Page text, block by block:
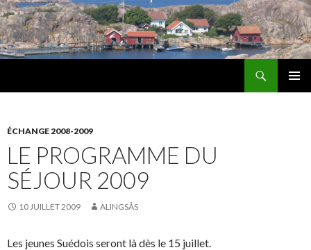
ÉCHANGE 2008-2009
LE PROGRAMME DU
SÉJOUR 2009
10 JUILLET 2009 ALINGSÅS
Les jeunes Suédois seront là dès le 15 juillet.